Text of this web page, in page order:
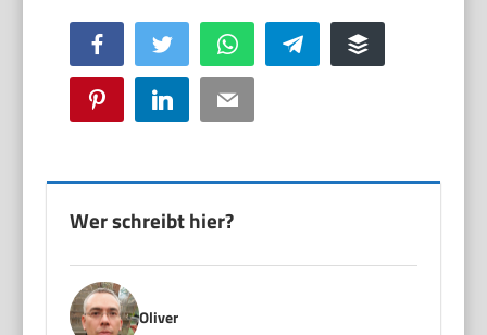
Facebook Twitter WhatsApp Telegram Buffer
Pinterest LinkedIn Email
Wer schreibt hier?
Oliver